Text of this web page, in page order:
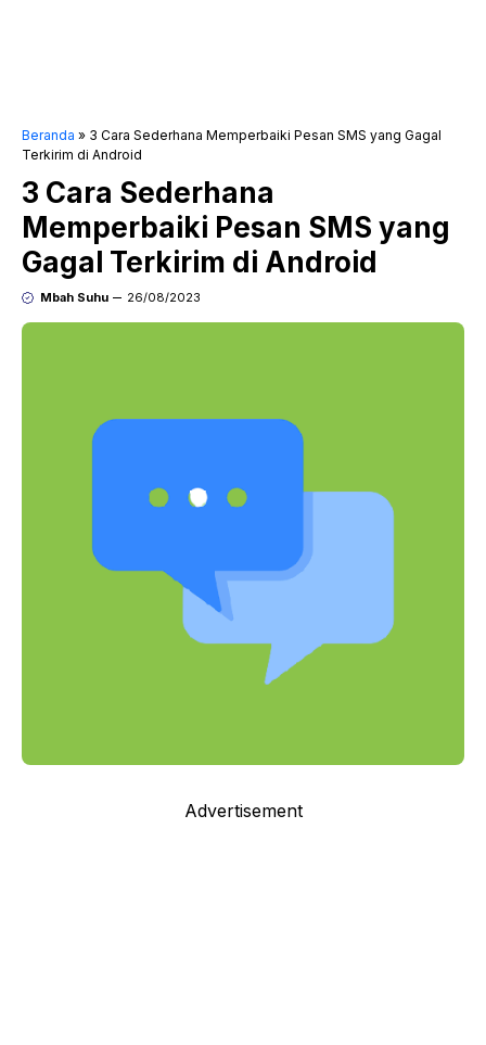
Beranda » 3 Cara Sederhana Memperbaiki Pesan SMS yang Gagal
Terkirim di Android
3 Cara Sederhana
Memperbaiki Pesan SMS yang
Gagal Terkirim di Android
Mbah Suhu 26/08/2023
Advertisement